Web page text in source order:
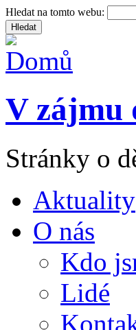
Hledat na tomto webu:
V zájmu
Stránky o
Aktuality
O nás
Kdo
Lidé